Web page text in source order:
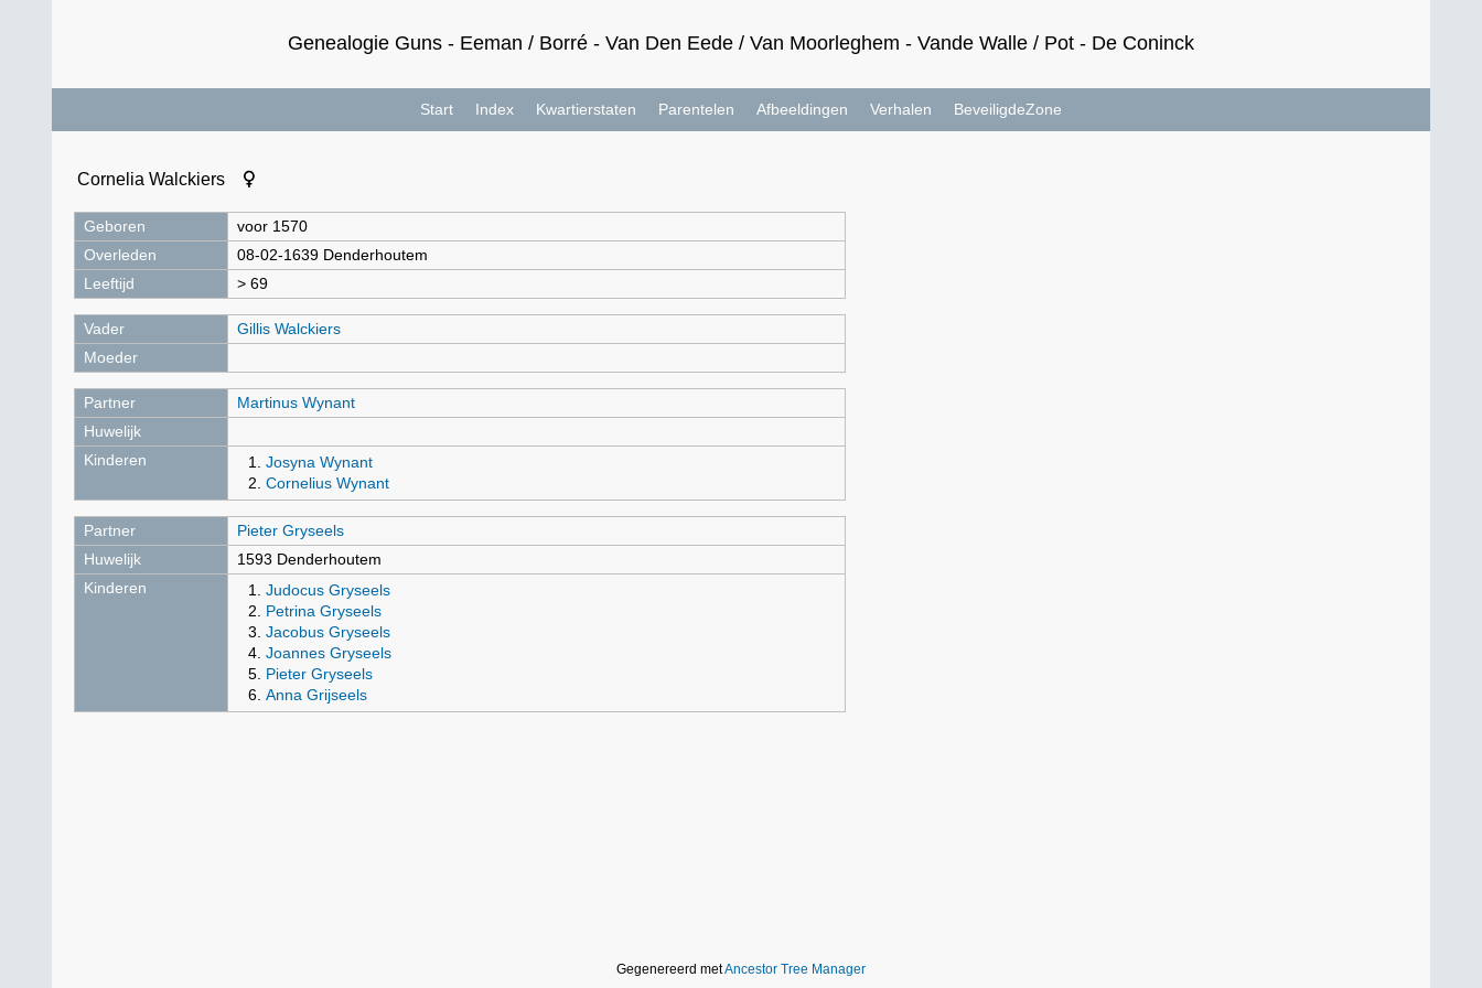
Genealogie Guns - Eeman / Borré - Van Den Eede / Van Moorleghem - Vande Walle / Pot - De Coninck
Start Index Kwartierstaten Parentelen Afbeeldingen Verhalen BeveiligdeZone
Cornelia Walckiers
Geboren
voor 1570
Overleden
08-02-1639 Denderhoutem
Leeftijd
> 69
Vader
Gillis Walckiers
Moeder
Partner
Martinus Wynant
Huwelijk
Kinderen
Josyna Wynant
Cornelius Wynant
Partner
Pieter Gryseels
Huwelijk
1593 Denderhoutem
Kinderen
Judocus Gryseels
Petrina Gryseels
Jacobus Gryseels
Joannes Gryseels
Pieter Gryseels
Anna Grijseels
Gegenereerd metAncestor Tree Manager